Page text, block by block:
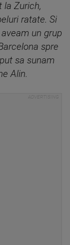
la Zurich,
ratate. Si
un grup
spre
sa sunam
Alin.